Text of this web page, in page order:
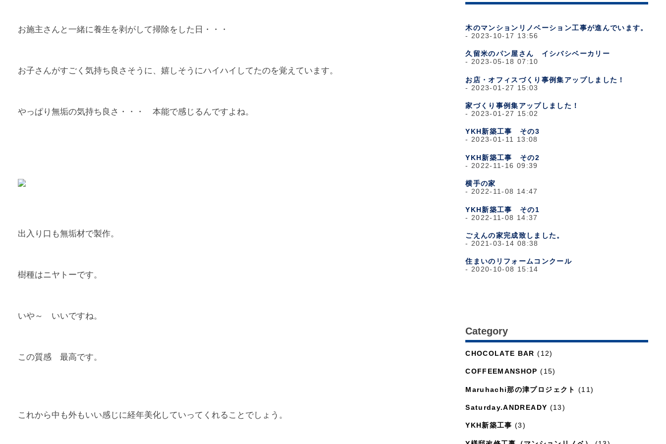
お施主さんと一緒に養生を剥がして掃除をした日・・・
お子さんがすごく気持ち良さそうに、嬉しそうにハイハイしてたのを覚えています。
やっぱり無垢の気持ち良さ・・・ 本能で感じるんですよね。
出入り口も無垢材で製作。
樹種はニヤトーです。
いや～ いいですね。
この質感 最高です。
これから中も外もいい感じに経年美化していってくれることでしょう。
木のマンションリノベーション工事が進んでいます。
2023-10-17 13:56
久留米のパン屋さん イシバシベーカリー
2023-05-18 07:10
お店・オフィスづくり事例集アップしました！
2023-01-27 15:03
家づくり事例集アップしました！
2023-01-27 15:02
YKH新築工事 その3
2023-01-11 13:08
YKH新築工事 その2
2022-11-16 09:39
横手の家
2022-11-08 14:47
YKH新築工事 その1
2022-11-08 14:37
ごえんの家完成致しました。
2021-03-14 08:38
住まいのリフォームコンクール
2020-10-08 15:14
Category
CHOCOLATE BAR (12)
COFFEEMANSHOP (15)
Maruhachi那の津プロジェクト (11)
Saturday.ANDREADY (13)
YKH新築工事 (3)